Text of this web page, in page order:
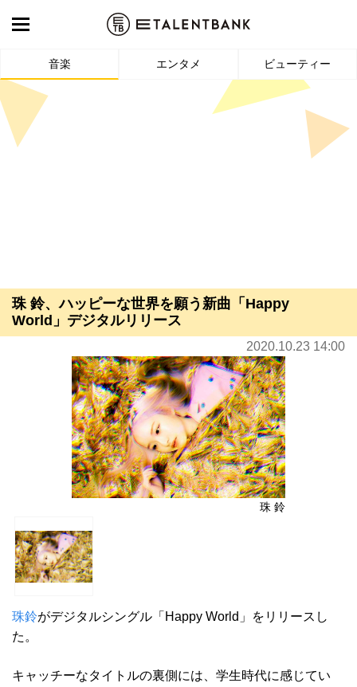
音楽 エンタメ ビューティー
珠 鈴、ハッピーな世界を願う新曲「Happy
World」デジタルリリース
2020.10.23 14:00
珠 鈴
珠鈴がデジタルシングル「Happy World」をリリースし
た。
キャッチーなタイトルの裏側には、学生時代に感じてい